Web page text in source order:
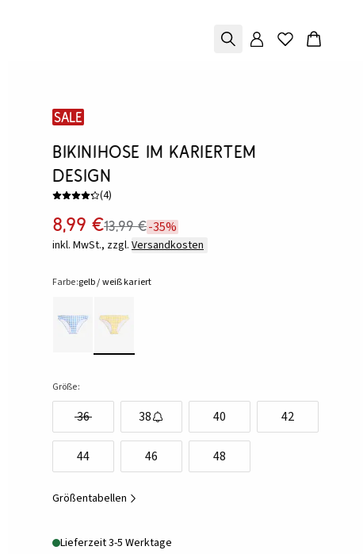
SALE
Bikinihose im kariertem
Design
(4)
8,99 €13,99 €-35%
inkl. MwSt., zzgl. Versandkosten
Farbe:gelb / weiß kariert
Größe:
36 38 40 42
44 46 48
Größentabellen
Lieferzeit 3-5 Werktage